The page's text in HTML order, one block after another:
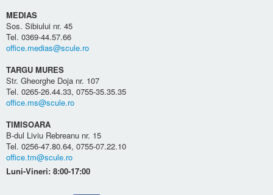
MEDIAS
Sos. Sibiului nr. 45
Tel. 0369-44.57.66
office.medias@scule.ro
TARGU MURES
Str. Gheorghe Doja nr. 107
Tel. 0265-26.44.33, 0755-35.35.35
office.ms@scule.ro
TIMISOARA
B-dul Liviu Rebreanu nr. 15
Tel. 0256-47.80.64, 0755-07.22.10
office.tm@scule.ro
Luni-Vineri: 8:00-17:00